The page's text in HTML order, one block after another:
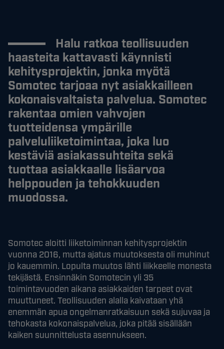
Halu ratkoa teollisuuden
haasteita kattavasti käynnisti
kehitysprojektin, jonka myötä
Somotec tarjoaa nyt asiakkailleen
kokonaisvaltaista palvelua. Somotec
rakentaa omien vahvojen
tuotteidensa ympärille
palveluliiketoimintaa, joka luo
kestäviä asiakassuhteita sekä
tuottaa asiakkaalle lisäarvoa
helppouden ja tehokkuuden
muodossa.
Somotec aloitti liiketoiminnan kehitysprojektin
vuonna 2016, mutta ajatus muutoksesta oli muhinut
jo kauemmin. Lopulta muutos lähti liikkeelle monesta
tekijästä. Ensinnäkin Somotecin yli 35
toimintavuoden aikana asiakkaiden tarpeet ovat
muuttuneet. Teollisuuden alalla kaivataan yhä
enemmän apua ongelmanratkaisuun sekä sujuvaa ja
tehokasta kokonaispalvelua, joka pitää sisällään
kaiken suunnittelusta asennukseen.